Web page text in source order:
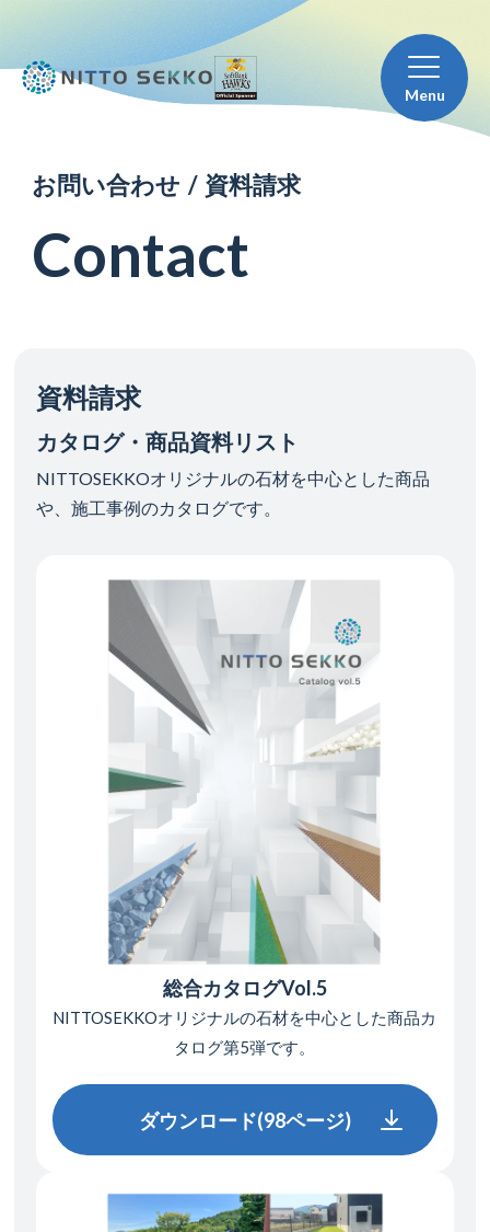
Menu
お問い合わせ / 資料請求
Contact
資料請求
カタログ・商品資料リスト
NITTOSEKKOオリジナルの石材を中心とした商品
や、施工事例のカタログです。
総合カタログVol.5
NITTOSEKKOオリジナルの石材を中心とした商品カ
タログ第5弾です。
ダウンロード(98ページ)
ダウンロード(98ページ)